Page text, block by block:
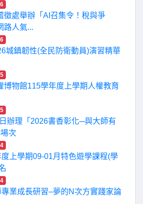
徵處舉辦「AI召集令！稅與爭
路人氣...
城鎮韌性(全民防衛動員)演習精華
博物館115學年度上學期人權教育
辦理「2026書香彰化─與大師有
次
上學期09-01月特色遊學課程(學
業成長研習–夢的N次方實踐家論